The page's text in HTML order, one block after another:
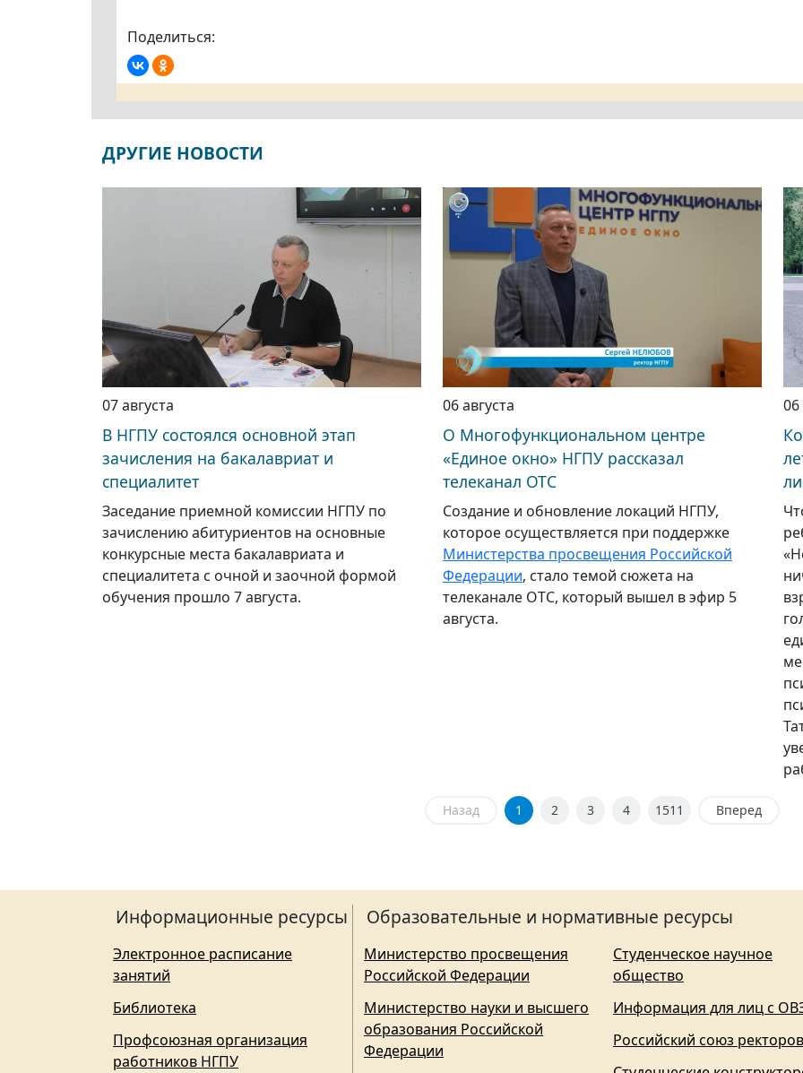
Поделиться:
ДРУГИЕ НОВОСТИ
07 августа
В НГПУ состоялся основной этап
зачисления на бакалавриат и
специалитет
Заседание приемной комиссии НГПУ по
зачислению абитуриентов на основные
конкурсные места бакалавриата и
специалитета с очной и заочной формой
обучения прошло 7 августа.
06 августа
О Многофункциональном центре
«Единое окно» НГПУ рассказал
телеканал ОТС
Создание и обновление локаций НГПУ,
которое осуществляется при поддержке
Министерства просвещения Российской
Федерации, стало темой сюжета на
телеканале ОТС, который вышел в эфир 5
августа.
06
Назад 1 2 3 4 1511 Вперед
Информационные ресурсы
Электронное расписание
занятий
Библиотека
Профсоюзная организация
работников НГПУ
Образовательные и нормативные ресурсы
Министерство просвещения
Российской Федерации
Министерство науки и высшего
образования Российской
Федерации
Студенческое научное
общество
Информация для лиц с
Российский союз ректоров